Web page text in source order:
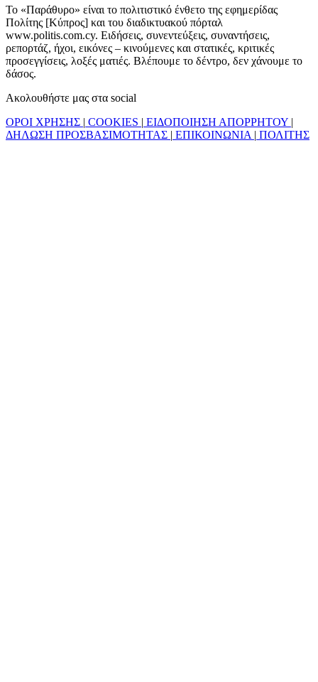
Το «Παράθυρο» είναι το πολιτιστικό ένθετο της εφημερίδας
Πολίτης [Κύπρος] και του διαδικτυακού πόρταλ
www.politis.com.cy. Ειδήσεις, συνεντεύξεις, συναντήσεις,
ρεπορτάζ, ήχοι, εικόνες – κινούμενες και στατικές, κριτικές
προσεγγίσεις, λοξές ματιές. Βλέπουμε το δέντρο, δεν χάνουμε το
δάσος.
Ακολουθήστε μας στα social
ΟΡΟΙ ΧΡΗΣΗΣ | COOKIES | ΕΙΔΟΠΟΙΗΣΗ ΑΠΟΡΡΗΤΟΥ |
ΔΗΛΩΣΗ ΠΡΟΣΒΑΣΙΜΟΤΗΤΑΣ | ΕΠΙΚΟΙΝΩΝΙΑ | ΠΟΛΙΤΗΣ